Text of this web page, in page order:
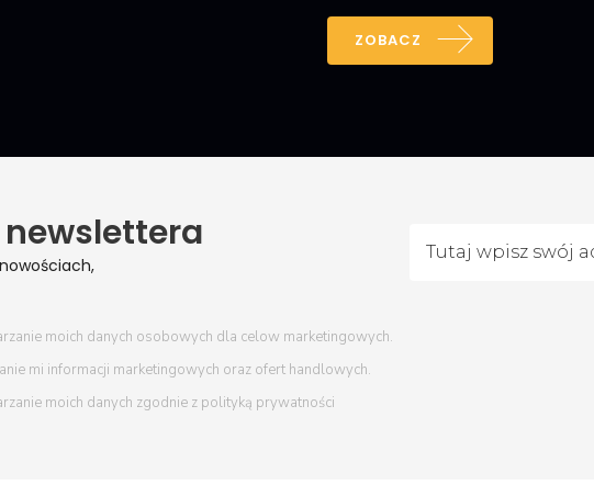
ZOBACZ
newslettera
moich danych osobowych dla celow marketingowych.
mi informacji marketingowych oraz ofert handlowych.
moich danych zgodnie z polityką prywatności